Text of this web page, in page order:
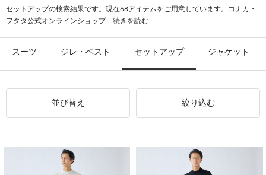
セットアップの検索結果です。現在68アイテムをご用意しています。コナカ・
フタタ公式オンラインショップ
...続きを読む
スーツ ジレ・ベスト セットアップ ジャケット
並び替え 絞り込む